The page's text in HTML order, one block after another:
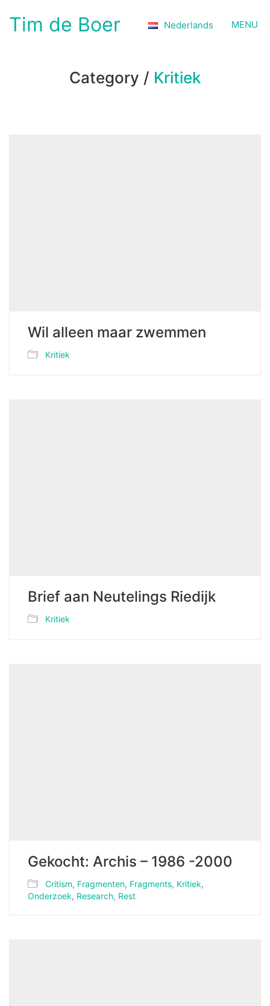
Tim de Boer Nederlands MENU
Category / Kritiek
Wil alleen maar zwemmen
Kritiek
Brief aan Neutelings Riedijk
Kritiek
Gekocht: Archis – 1986 -2000
Critism, Fragmenten, Fragments, Kritiek,
Onderzoek, Research, Rest